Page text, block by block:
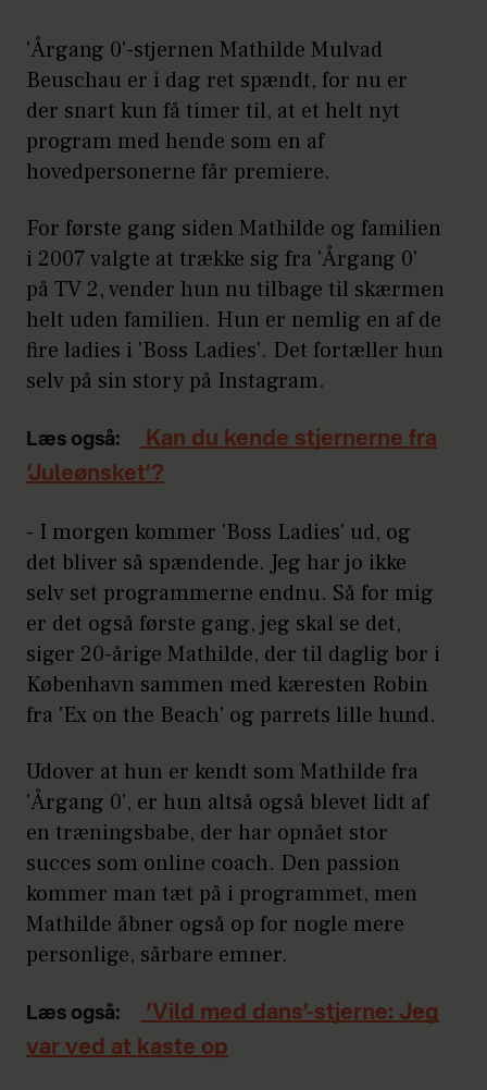
'Årgang 0'-stjernen Mathilde Mulvad
Beuschau er i dag ret spændt, for nu er
der snart kun få timer til, at et helt nyt
program med hende som en af
hovedpersonerne får premiere.
For første gang siden Mathilde og familien
i 2007 valgte at trække sig fra 'Årgang 0'
på TV 2, vender hun nu tilbage til skærmen
helt uden familien. Hun er nemlig en af de
fire ladies i 'Boss Ladies'. Det fortæller hun
selv på sin story på Instagram.
Læs også:
Kan du kende stjernerne fra
‘Juleønsket’?
- I morgen kommer 'Boss Ladies' ud, og
det bliver så spændende. Jeg har jo ikke
selv set programmerne endnu. Så for mig
er det også første gang, jeg skal se det,
siger 20-årige Mathilde, der til daglig bor i
København sammen med kæresten Robin
fra 'Ex on the Beach' og parrets lille hund.
Udover at hun er kendt som Mathilde fra
'Årgang 0', er hun altså også blevet lidt af
en træningsbabe, der har opnået stor
succes som online coach. Den passion
kommer man tæt på i programmet, men
Mathilde åbner også op for nogle mere
personlige, sårbare emner.
Læs også:
‘Vild med dans’-stjerne: Jeg
var ved at kaste op